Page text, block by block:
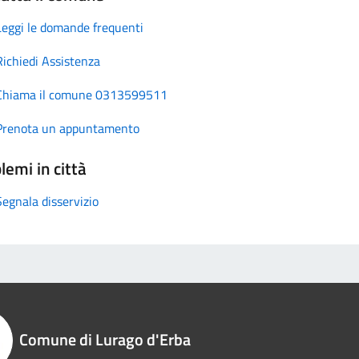
le domande frequenti
Assistenza
il comune 0313599511
un appuntamento
in città
disservizio
Comune di Lurago d'Erba